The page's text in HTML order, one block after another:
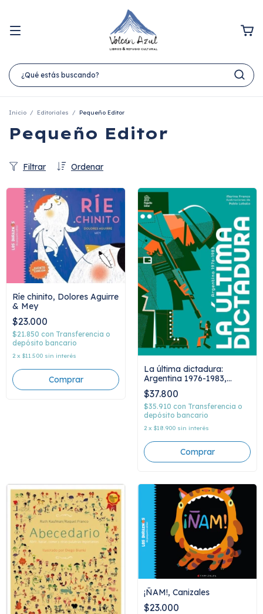
Inicio / Editoriales / Pequeño Editor
Pequeño Editor
Ordenar
Filtrar
Ríe chinito, Dolores Aguirre
& Mey
$23.000
$21.850 con Transferencia o
depósito bancario
2 x $11.500 sin interés
La última dictadura:
Argentina 1976-1983,
Marina Franco y Pablo
Lobato
$37.800
$35.910 con Transferencia o
depósito bancario
2 x $18.900 sin interés
¡ÑAM!, Canizales
$23.000